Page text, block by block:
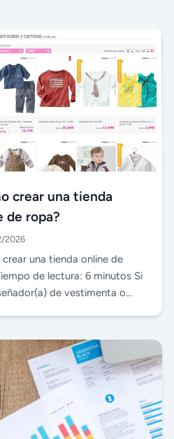
crear una tienda
de ropa?
2026
una tienda online de
de lectura: 6 minutos Si
de vestimenta o